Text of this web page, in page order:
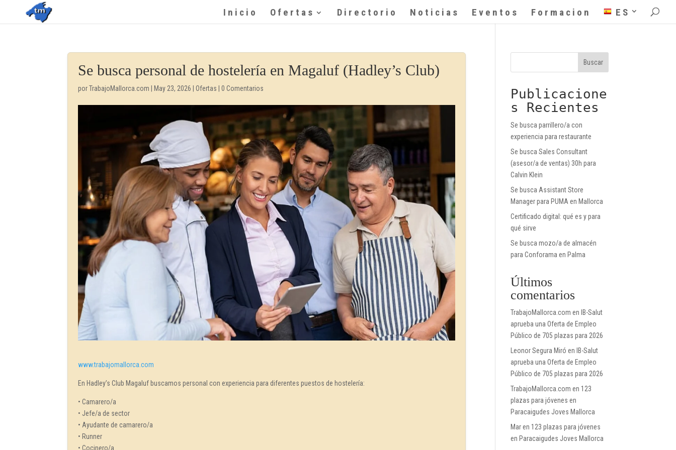
Inicio Ofertas Directorio Noticias Eventos Formacion ES
Se busca personal de hostelería en Magaluf (Hadley’s Club)
porTrabajoMallorca.com May 23, 2026 |Ofertas |0 Comentarios
www.trabajomallorca.com
En Hadley’s Club Magaluf buscamos personal con experiencia para diferentes puestos de hostelería:
• Camarero/a
• Jefe/a de sector
• Ayudante de camarero/a
• Runner
• Cocinero/a
Buscar
Publicacione
s Recientes
Se busca parrillero/a con
experiencia para restaurante
Se busca Sales Consultant
(asesor/a de ventas) 30h para
Calvin Klein
Se busca Assistant Store
Manager para PUMA en Mallorca
Certificado digital: qué es y para
qué sirve
Se busca mozo/a de almacén
para Conforama en Palma
Últimos
comentarios
TrabajoMallorca.com en IB-Salut
aprueba una Oferta de Empleo
Público de 705 plazas para 2026
Leonor Segura Miró en IB-Salut
aprueba una Oferta de Empleo
Público de 705 plazas para 2026
TrabajoMallorca.com en 123
plazas para jóvenes en
Paracaigudes Joves Mallorca
Maren 123 plazas para jóvenes
en Paracaigudes Joves Mallorca